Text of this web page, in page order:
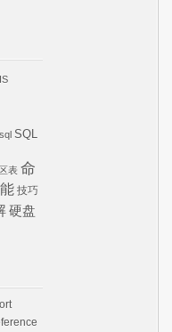
sql SQL
表 命
技巧
硬盘